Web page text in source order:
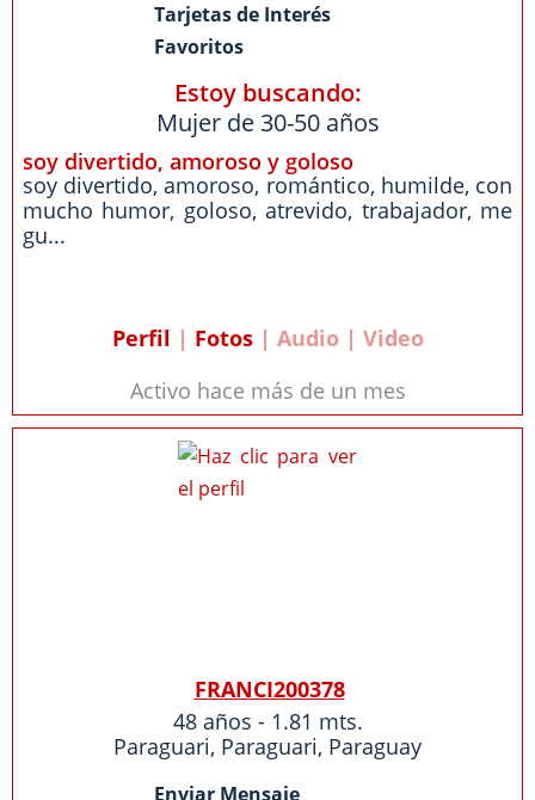
Tarjetas de Interés
Favoritos
Estoy buscando:
Mujer de 30-50 años
soy divertido, amoroso y goloso
soy divertido, amoroso, romántico, humilde, con
mucho humor, goloso, atrevido, trabajador, me
gu...
Perfil | Fotos| Audio | Video
Activo hace más de un mes
FRANCI200378
48 años - 1.81 mts.
Paraguari, Paraguari, Paraguay
Enviar Mensaje